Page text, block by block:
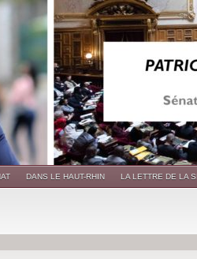
DANS LE HAUT-RHIN LA LETTRE DE LA